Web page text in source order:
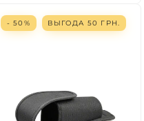
- 50% ВЫГОДА 50 ГРН.